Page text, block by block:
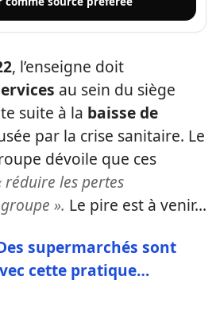
, l’enseigne doit
au sein du siège
suite à la baisse de
par la crise sanitaire. Le
dévoile que ces
réduire les pertes
». Le pire est à venir…
supermarchés sont
cette pratique…